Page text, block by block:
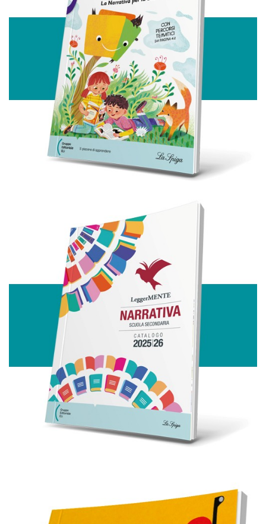
analizzare il nostro traffico. Condividiamo inoltre
informazioni sul modo in cui utilizza il nostro sito con i
nostri partner che si occupano di analisi dei dati web,
pubblicità e social media, i quali potrebbero combinarle
con altre informazioni che ha fornito loro o che hanno
raccolto dal suo utilizzo dei loro servizi.